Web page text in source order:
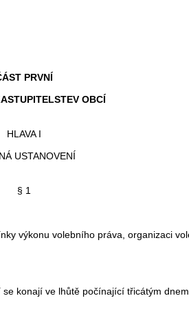
PRVNÍ
OBCÍ
HLAVA I
USTANOVENÍ
§ 1
výkonu volebního práva, organizaci
se konají ve lhůtě počínající třicátým